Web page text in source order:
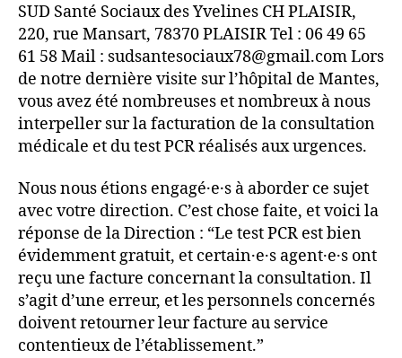
SUD Santé Sociaux des Yvelines CH PLAISIR,
220, rue Mansart, 78370 PLAISIR Tel : 06 49 65
61 58 Mail : sudsantesociaux78@gmail.com Lors
de notre dernière visite sur l’hôpital de Mantes,
vous avez été nombreuses et nombreux à nous
interpeller sur la facturation de la consultation
médicale et du test PCR réalisés aux urgences.
Nous nous étions engagé·e·s à aborder ce sujet
avec votre direction. C’est chose faite, et voici la
réponse de la Direction : “Le test PCR est bien
évidemment gratuit, et certain·e·s agent·e·s ont
reçu une facture concernant la consultation. Il
s’agit d’une erreur, et les personnels concernés
doivent retourner leur facture au service
contentieux de l’établissement.”